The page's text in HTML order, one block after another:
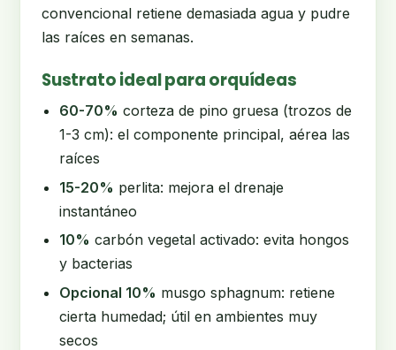
convencional retiene demasiada agua y pudre
las raíces en semanas.
Sustrato ideal para orquídeas
60-70% corteza de pino gruesa (trozos de
1-3 cm): el componente principal, aérea las
raíces
15-20% perlita: mejora el drenaje
instantáneo
10% carbón vegetal activado: evita hongos
y bacterias
Opcional 10% musgo sphagnum: retiene
cierta humedad; útil en ambientes muy
secos